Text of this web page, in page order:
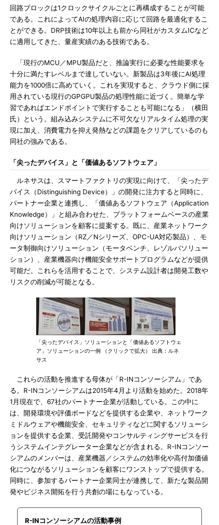
回路ブロックは1クロックサイクルごとに再構成することが可能
である。これによってAIの処理内容に応じて回路を最適化するこ
とができる。DRP技術は10年以上も前から同社がカスタムICなど
に適用してきた、量産実績のある技術である。
「現行のMCU／MPU製品だと、推論実行に必要な性能要求を
十分に満たすレベルまで達していない。新製品は3年後にAI処理
能力を1000倍に高めていく。これを実現すると、クラウド側に採
用されている現行のGPGPU製品の処理性能に近づく。簡単な学
習であればエンドポイントで実行することも可能になる」（横田
氏）という。組み込みシステムに不可欠なリアルタイム処理の実
現に加え、消費電力を抑え発熱などの課題をクリアしているのも
同社の強みである。
「尖ったデバイス」と「価値あるソフトウェア」
ルネサスは、スマートファクトリの実現に向けて、「尖ったデ
バイス（Distinguishing Device）」の開発に注力すると同時に、
パートナー企業と連携し、「価値あるソフトウェア（Application
Knowledge）」と組み合わせた、プラットフォームベースの産業
向けソリューションを顧客に提案する。既に、産業ネットワーク
向けソリューション（RZ／Nシリーズ、OPC-UA対応製品）、モ
ータ制御向けソリューション（モータベンチ、レゾルバソリュー
ション）、産業機器向け機能安全サポートプログラムなどが提供
可能だ。これらを活用することで、システム設計者は開発工数や
リスクの削減が可能となる。
「尖ったデバイス」ソリューションと「価値あるソフトウェ
ア」ソリューションの一例 （クリックで拡大） 出典：ルネ
サス
これらの活動を推進する母体が「R-INコンソーシアム」であ
る。R-INコンソーシアムは2015年4月より活動を始めた。2018年
1月現在で、67社のパートナー企業が活動している。この中に
は、開発環境や評価ボードなどを提供する企業や、ネットワーク
ミドルウェアや機能安全、セキュリティなどに関するソリューシ
ョンを提供する企業、受託開発やコンサルティングサービスを行
うシステムインテグレーター企業などが含まれる。R-INコンソー
シアムのメンバーは、産業機器／システムの効率化や高付加価値
化につながるソリューションを顧客にワンストップで提供する。
同時に、参加するパートナー企業同士が連携して、新たな製品開
発やビジネス開拓を行う共創の場にもなっている。
R-INコンソーシアムの活動事例